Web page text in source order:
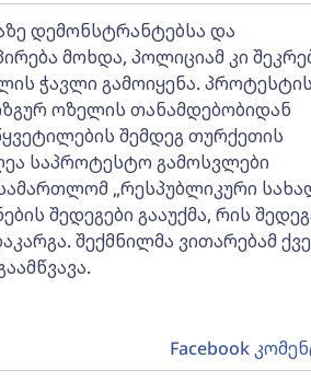
დემონსტრანტებსა და
მოხდა, პოლიციამ კი
ჭავლი გამოიყენა. პროტესტის
ოზელის თანამდებობიდან
შემდეგ თურქეთის
საპროტესტო გამოსვლები
„რესპუბლიკური
შედეგები გააუქმა, რის
შექმნილმა ვითარებამ
Facebook